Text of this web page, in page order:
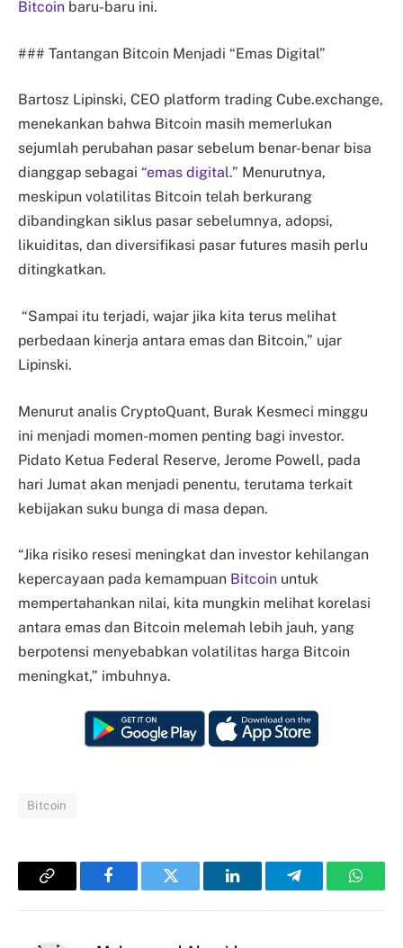
Bitcoin baru-baru ini.
### Tantangan Bitcoin Menjadi “Emas Digital”
Bartosz Lipinski, CEO platform trading Cube.exchange,
menekankan bahwa Bitcoin masih memerlukan
sejumlah perubahan pasar sebelum benar-benar bisa
dianggap sebagai “emas digital.” Menurutnya,
meskipun volatilitas Bitcoin telah berkurang
dibandingkan siklus pasar sebelumnya, adopsi,
likuiditas, dan diversifikasi pasar futures masih perlu
ditingkatkan.
“Sampai itu terjadi, wajar jika kita terus melihat
perbedaan kinerja antara emas dan Bitcoin,” ujar
Lipinski.
Menurut analis CryptoQuant, Burak Kesmeci minggu
ini menjadi momen-momen penting bagi investor.
Pidato Ketua Federal Reserve, Jerome Powell, pada
hari Jumat akan menjadi penentu, terutama terkait
kebijakan suku bunga di masa depan.
“Jika risiko resesi meningkat dan investor kehilangan
kepercayaan pada kemampuan Bitcoin untuk
mempertahankan nilai, kita mungkin melihat korelasi
antara emas dan Bitcoin melemah lebih jauh, yang
berpotensi menyebabkan volatilitas harga Bitcoin
meningkat,” imbuhnya.
Bitcoin
Copy
FacebookTwitter LinkedInTelegram